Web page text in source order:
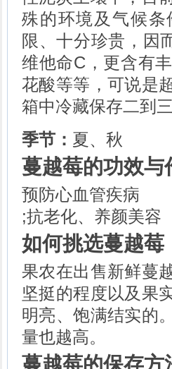
青羊肉的做法
牛肉丝的做法
牛肉末的做法
玉米的做法
米线的做法
殊的环境及气候
限、十分珍贵，因
维他命C，更含有
花酸等等，可说是
箱中冷藏保存二到三
季节： 夏、秋
蔓越莓的功效与
预防心血管疾病
;抗老化、养颜美容
如何挑选蔓越莓
果农在出售新鲜蔓
坚挺的程度以及果
明亮、饱满结实的
量也越高。
蔓越莓的保存方